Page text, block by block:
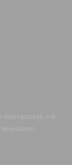
internazionali, e le